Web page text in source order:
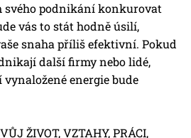
svého podnikání konkurovat
vás to stát hodně úsilí,
snaha příliš efektivní. Pokud
další firmy nebo lidé,
energie bude
ŽIVOT, VZTAHY, PRÁCI,